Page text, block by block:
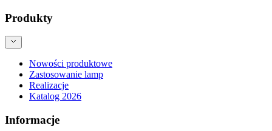
Produkty
Nowości produktowe
Zastosowanie lamp
Realizacje
Katalog 2026
Informacje